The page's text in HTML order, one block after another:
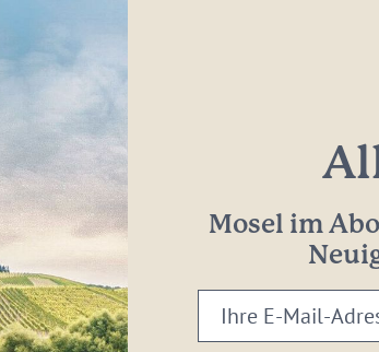
Mosel im
Ihre
E-